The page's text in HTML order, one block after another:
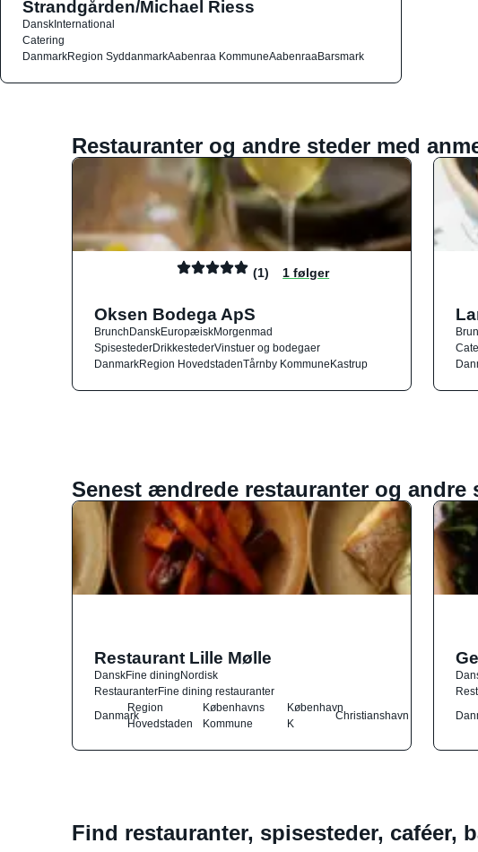
Strandgården/Michael Riess
DanskInternational
Catering
DanmarkRegion SyddanmarkAabenraa KommuneAabenraaBarsmark
Restauranter og andre steder med
(1) 1 følger
Oksen Bodega ApS
BrunchDanskEuropæiskMorgenmad
SpisestederDrikkestederVinstuer og bodegaer
DanmarkRegion HovedstadenTårnby KommuneKastrup
Senest ændrede restauranter og andre
Restaurant Lille Mølle
DanskFine diningNordisk
RestauranterFine dining restauranter
Danmark
Region
Hovedstaden
Københavns
Kommune
København
K
Christianshavn
Find restauranter, spisesteder, caféer,